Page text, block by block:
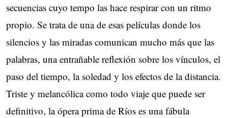
secuencias cuyo tempo las hace respirar con un ritmo
propio. Se trata de una de esas películas donde los
silencios y las miradas comunican mucho más que las
palabras, una entrañable reflexión sobre los vínculos, el
paso del tiempo, la soledad y los efectos de la distancia.
Triste y melancólica como todo viaje que puede ser
definitivo, la ópera prima de Ríos es una fábula